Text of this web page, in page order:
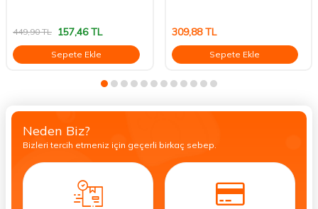
449,90TL 157,46TL
Sepete Ekle
309,88TL
Sepete Ekle
Neden Biz?
Bizleri tercih etmeniz için geçerli birkaç sebep.